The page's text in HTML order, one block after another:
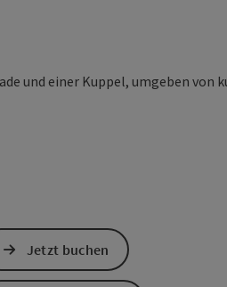
Jetzt buchen